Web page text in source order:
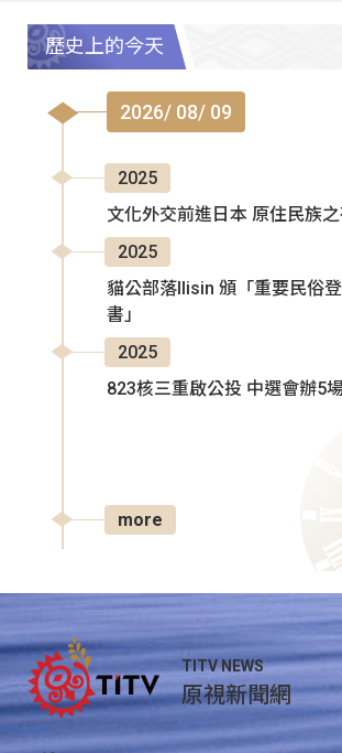
歷史上的今天
2026/ 08/ 09
2025
文化外交前進日本 原住民族
2025
貓公部落Ilisin 頒「重要民俗
書」
2025
823核三重啟公投 中選會辦5
more
TITV NEWS
原視新聞網